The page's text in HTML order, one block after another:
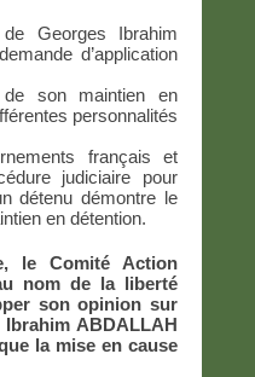
Georges Ibrahim
d’application
son maintien en
personnalités
français et
judiciaire pour
détenu démontre le
en détention.
le Comité Action
nom de la liberté
son opinion sur
ABDALLAH
la mise en cause